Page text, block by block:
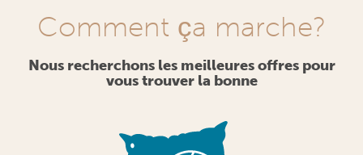
Comment ça marche?
Nous recherchons les meilleures offres pour
vous trouver la bonne